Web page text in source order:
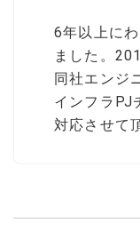
6年以上に
ました。
同社エンジ
インフラPJ
対応させて